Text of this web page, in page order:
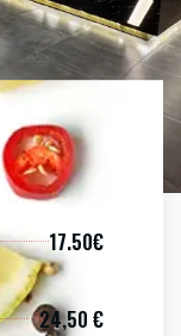
17.50€
24,50 €